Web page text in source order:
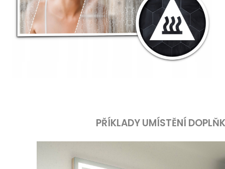
PŘÍKLADY UMÍSTĚNÍ DOPLŇK